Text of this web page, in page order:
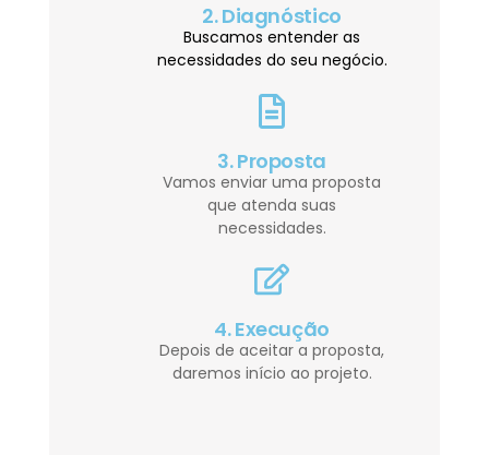
2. Diagnóstico
Buscamos entender as
necessidades do seu negócio.
3. Proposta
Vamos enviar uma proposta
que atenda suas
necessidades.
4. Execução
Depois de aceitar a proposta,
daremos início ao projeto.